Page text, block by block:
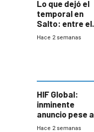
Lo que dejó el
temporal en
Salto: entre el
impacto
Hace 2 semanas
HIF Global:
inminente
anuncio pese a
declaración de
Hace 2 semanas